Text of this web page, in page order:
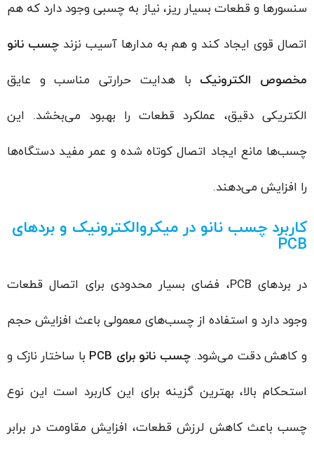
سنسورها و قطعات بسیار ریز، نیاز به چسبی وجود دارد که هم
اتصال قوی ایجاد کند و هم به مدارها آسیب نزند چسب نانو
مخصوص الکترونیکبا هدایت حرارتی مناسب و عایق
الکتریکی دقیق، عملکرد قطعات را بهبود می‌بخشد. این
چسب‌ها مانع ایجاد اتصال کوتاه شده و عمر مفید دستگاه‌ها
را افزایش می‌دهند.
کاربرد چسب نانو در میکروالکترونیک و بردهای
PCB
در بردهای PCB، فضای بسیار محدودی برای اتصال قطعات
وجود دارد و استفاده از چسب‌های معمولی باعث افزایش حجم
و کاهش دقت می‌شود. چسب نانو برای PCBبا ساختار نازک و
استحکام بالا، بهترین گزینه برای این کاربرد است این نوع
چسب باعث کاهش لرزش قطعات، افزایش مقاومت در برابر